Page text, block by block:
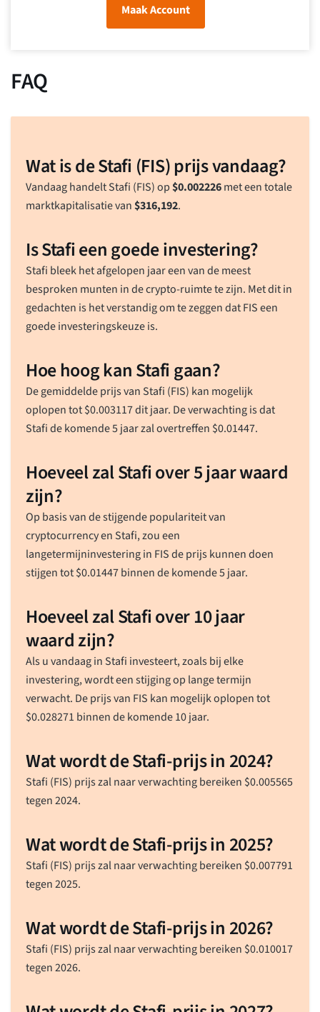
Maak Account
FAQ
Wat is de Stafi (FIS) prijs vandaag?
Vandaag handelt Stafi (FIS) op$0.002226met een totale
marktkapitalisatie van$316,192.
Is Stafi een goede investering?
Stafi bleek het afgelopen jaar een van de meest
besproken munten in de crypto-ruimte te zijn. Met dit in
gedachten is het verstandig om te zeggen dat FIS een
goede investeringskeuze is.
Hoe hoog kan Stafi gaan?
De gemiddelde prijs van Stafi (FIS) kan mogelijk
oplopen tot$0.003117dit jaar. De verwachting is dat
Stafi de komende 5 jaar zal overtreffen $0.01447.
Hoeveel zal Stafi over 5 jaar waard
zijn?
Op basis van de stijgende populariteit van
cryptocurrency en Stafi, zou een
langetermijninvestering in FIS de prijs kunnen doen
stijgen tot$0.01447binnen de komende 5 jaar.
Hoeveel zal Stafi over 10 jaar
waard zijn?
Als u vandaag in Stafi investeert, zoals bij elke
investering, wordt een stijging op lange termijn
verwacht. De prijs van FIS kan mogelijk oplopen tot
$0.028271 binnen de komende 10 jaar.
Wat wordt de Stafi-prijs in 2024?
Stafi (FIS) prijs zal naar verwachting bereiken $0.005565
tegen 2024.
Wat wordt de Stafi-prijs in 2025?
Stafi (FIS) prijs zal naar verwachting bereiken $0.007791
tegen 2025.
Wat wordt de Stafi-prijs in 2026?
Stafi (FIS) prijs zal naar verwachting bereiken $0.010017
tegen 2026.